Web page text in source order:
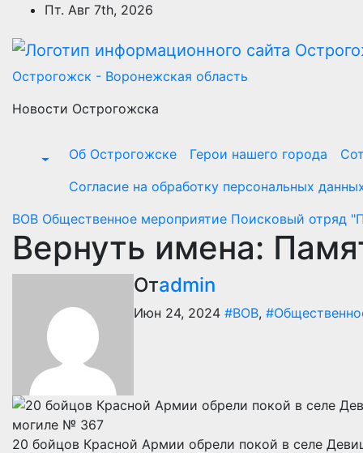
Перейти
содержимому
Пт. Авг 7th, 2026
Острогожск - Воронежская область
Новости Острогожска
Об Острогожске Герои нашего города
Согласие на обработку персональных
ВОВ Общественное мероприятие Поисковый отряд
Вернуть имена:
Отadmin
Июн 24, 2024 #ВОВ,
20 бойцов Красной Армии обрели покой в селе